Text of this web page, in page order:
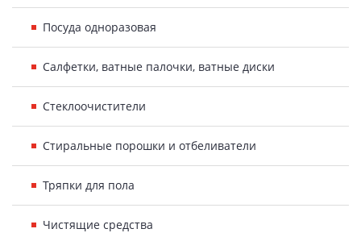
Посуда одноразовая
Салфетки, ватные палочки, ватные диски
Стеклоочистители
Стиральные порошки и отбеливатели
Тряпки для пола
Чистящие средства